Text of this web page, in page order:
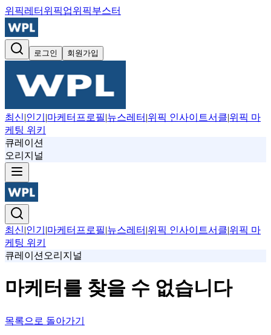
위픽레터 위픽업위픽부스터
로그인 회원가입
최신|인기 |마케터프로필|뉴스레터 |위픽 인사이트서클|위픽 마
케팅 위키
큐레이션
오리지널
최신|인기 |마케터프로필|뉴스레터 |위픽 인사이트서클|위픽 마
케팅 위키
큐레이션 오리지널
마케터를 찾을 수 없습니다
목록으로 돌아가기